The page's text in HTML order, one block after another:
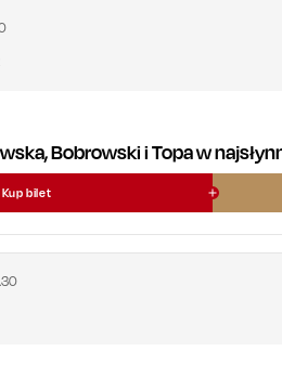
Bobrowski i Topa w
Kup bilet